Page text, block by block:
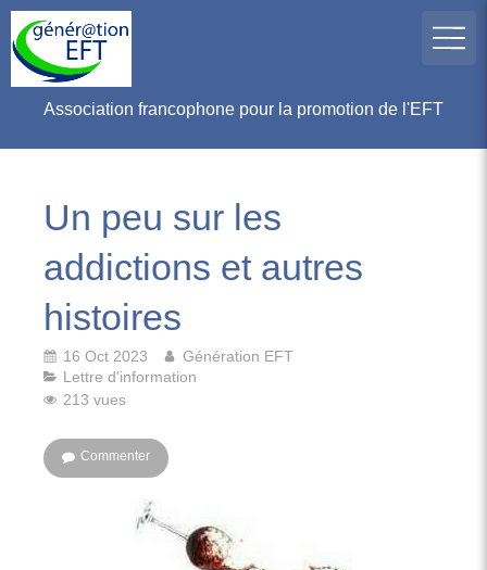
Association francophone pour la promotion de l'EFT
Un peu sur les
addictions et autres
histoires
16 Oct 2023
Génération EFT
Lettre d'information
213 vues
Commenter